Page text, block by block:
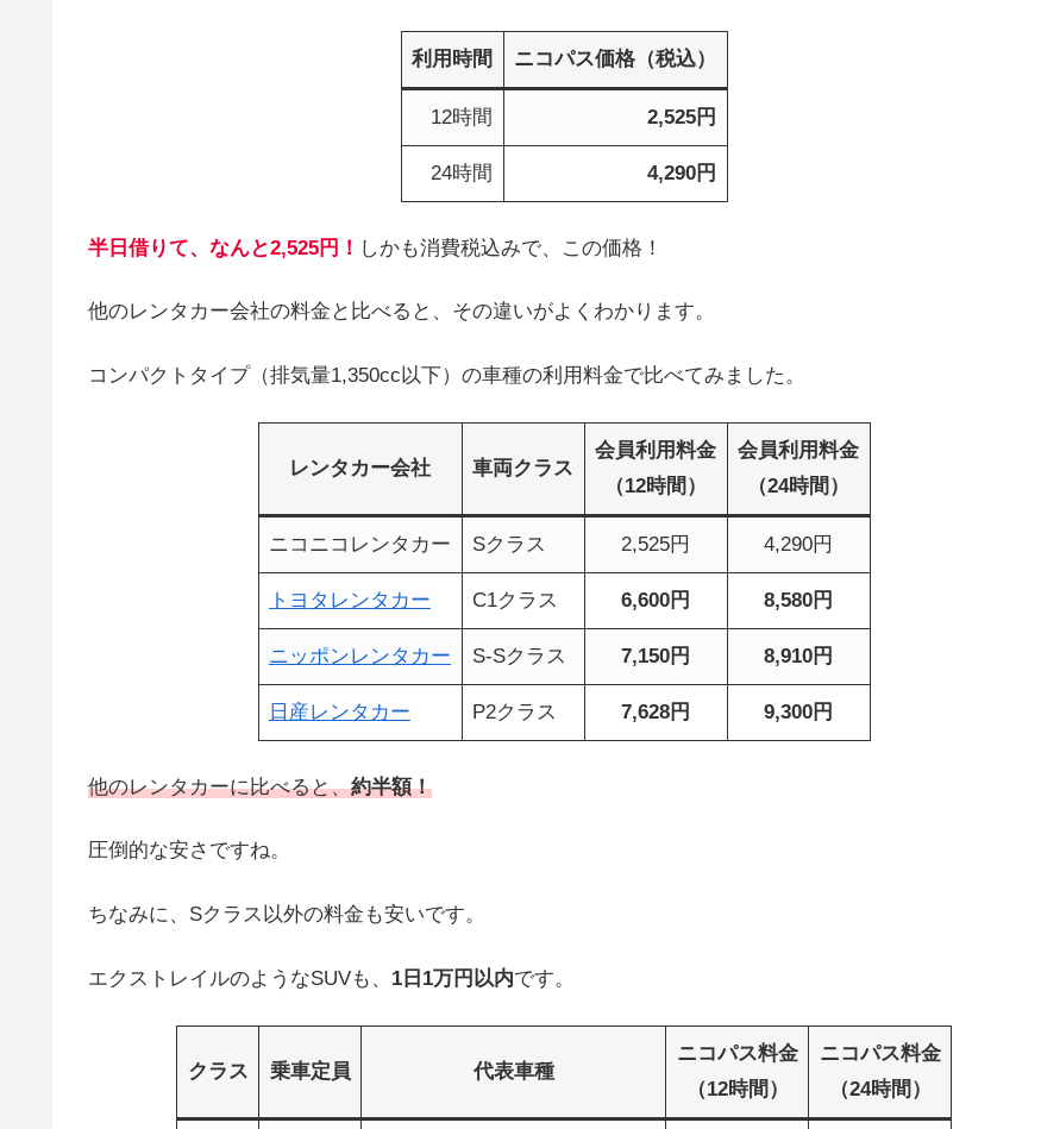
利用時間 ニコパス価格（税込）
12時間 2,525円
24時間 4,290円
半日借りて、なんと2,525円！ しかも消費税込みで、この価格！
他のレンタカー会社の料金と比べると、その違いがよくわかります。
コンパクトタイプ（排気量1,350cc以下）の車種の利用料金で比べてみました。
レンタカー会社 車両クラス
会員利用料金
（12時間）
会員利用料金
（24時間）
ニコニコレンタカー Sクラス 2,525円 4,290円
トヨタレンタカー C1クラス 6,600円 8,580円
ニッポンレンタカー S-Sクラス 7,150円 8,910円
日産レンタカー P2クラス 7,628円 9,300円
他のレンタカーに比べると、約半額！
圧倒的な安さですね。
ちなみに、Sクラス以外の料金も安いです。
エクストレイルのようなSUVも、 1日1万円以内です。
クラス 乗車定員 代表車種
ニコパス料金
（12時間）
ニコパス料金
（24時間）